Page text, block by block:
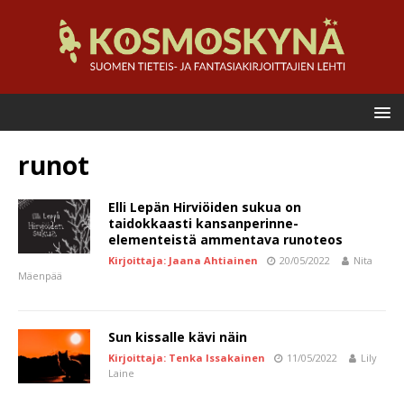
runot
Elli Lepän Hirviöiden sukua on
taidokkaasti kansanperinne-
elementeistä ammentava runoteos
Kirjoittaja: Jaana Ahtiainen 20/05/2022
Nita
Mäenpää
Sun kissalle kävi näin
Kirjoittaja: Tenka Issakainen 11/05/2022
Lily
Laine